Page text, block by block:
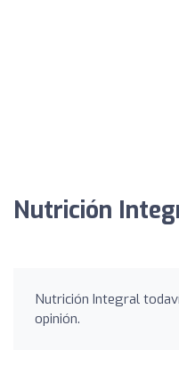
Nutrición
Nutrición Integral
opinión.